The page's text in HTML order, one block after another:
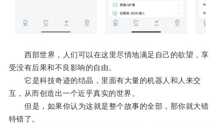
西部世界，人们可以在这里尽情地满足自己的欲望，享
受没有后果和不良影响的自由。
它是科技奇迹的结晶，里面有大量的机器人和人来交
互，从而创造出一个近乎真实的世界。
但是，如果你认为这就是整个故事的全部，那你就大错
特错了。